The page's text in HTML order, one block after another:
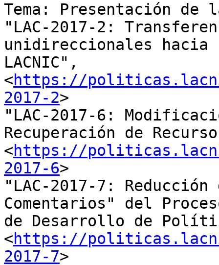
Tema: Presentación de
"LAC-2017-2:
unidireccionales hacia
LACNIC",
<https://
2017-2>
"LAC-2017-6:
Recuperación de
<https://
2017-6>
"LAC-2017-7:
Comentarios" del
de Desarrollo de
<https://
2017-7>